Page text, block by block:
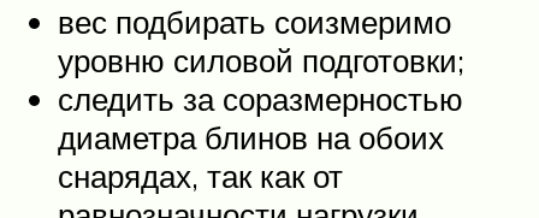
вес подбирать соизмеримо
уровню силовой подготовки;
следить за соразмерностью
диаметра блинов на обоих
снарядах, так как от